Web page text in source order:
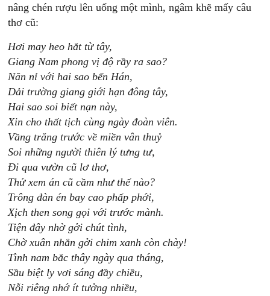
nâng chén rượu lên uống một mình, ngâm khẽ mấy câu
thơ cũ:
Hơi may heo hắt từ tây,
Giang Nam phong vị độ rầy ra sao?
Năn nỉ với hai sao bến Hán,
Dải trường giang giới hạn đông tây,
Hai sao soi biết nạn này,
Xin cho thất tịch cùng ngày đoàn viên.
Vầng trăng trước về miền vân thuỷ
Soi những người thiên lý tưng tư,
Đi qua vườn cũ lơ thơ,
Thử xem án cũ cầm như thế nào?
Trông đàn én bay cao phấp phới,
Xịch then song gọi với trước mành.
Tiện đây nhờ gởi chút tình,
Chờ xuân nhắn gởi chim xanh còn chày!
Tình nam bắc thây ngày qua tháng,
Sầu biệt ly vơi sáng đầy chiều,
Nỗi riêng nhớ ít tưởng nhiều,